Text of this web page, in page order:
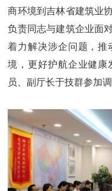
商环境到吉林省建筑业
负责同志与建筑企业面
着力解决涉企问题，推
境，更好护航企业健康
员、副厅长于技群参加调